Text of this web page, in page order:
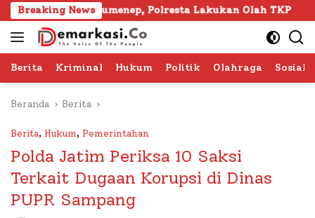
Langsung
ke
konten
Breaking News
Sumenep, Polresta Lakukan Olah TKP 103
Berita Kriminal Hukum Politik Olahraga Sosial
Beranda Berita
Berita, Hukum, Pemerintahan
Polda Jatim Periksa 10 Saksi
Terkait Dugaan Korupsi di Dinas
PUPR Sampang